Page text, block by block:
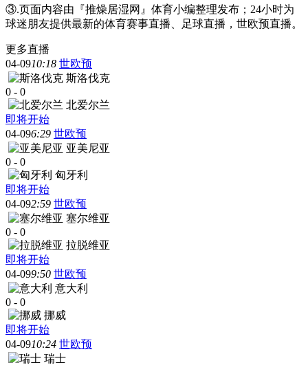
③.页面内容由『推燥居湿网』体育小编整理发布；24小时为
球迷朋友提供最新的体育赛事直播、足球直播，世欧预直播。
更多直播
04-0910:18 世欧预
斯洛伐克
0 - 0
北爱尔兰
即将开始
04-096:29 世欧预
亚美尼亚
0 - 0
匈牙利
即将开始
04-092:59 世欧预
塞尔维亚
0 - 0
拉脱维亚
即将开始
04-099:50 世欧预
意大利
0 - 0
挪威
即将开始
04-0910:24 世欧预
瑞士